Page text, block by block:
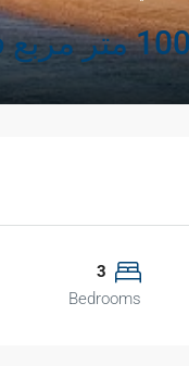
3
Bedrooms